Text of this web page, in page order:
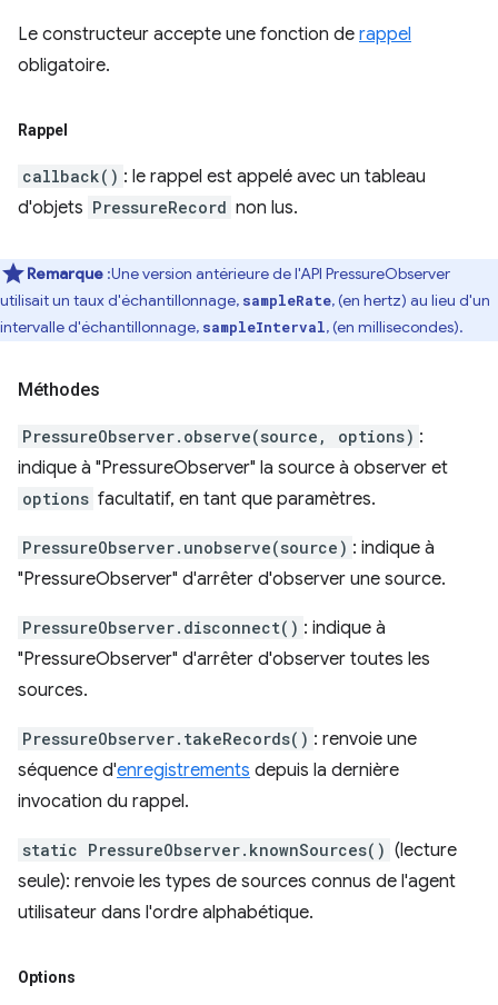
Le constructeur accepte une fonction de rappel
obligatoire.
Rappel
callback() : le rappel est appelé avec un tableau
d'objets PressureRecord non lus.
Remarque :Une version antérieure de l'API PressureObserver
utilisait un taux d'échantillonnage, sampleRate, (en hertz) au lieu d'un
intervalle d'échantillonnage, sampleInterval, (en millisecondes).
Méthodes
PressureObserver.observe(source, options) :
indique à "PressureObserver" la source à observer et
options facultatif, en tant que paramètres.
PressureObserver.unobserve(source) : indique à
"PressureObserver" d'arrêter d'observer une source.
PressureObserver.disconnect() : indique à
"PressureObserver" d'arrêter d'observer toutes les
sources.
PressureObserver.takeRecords() : renvoie une
séquence d'enregistrements depuis la dernière
invocation du rappel.
static PressureObserver.knownSources() (lecture
seule): renvoie les types de sources connus de l'agent
utilisateur dans l'ordre alphabétique.
Options